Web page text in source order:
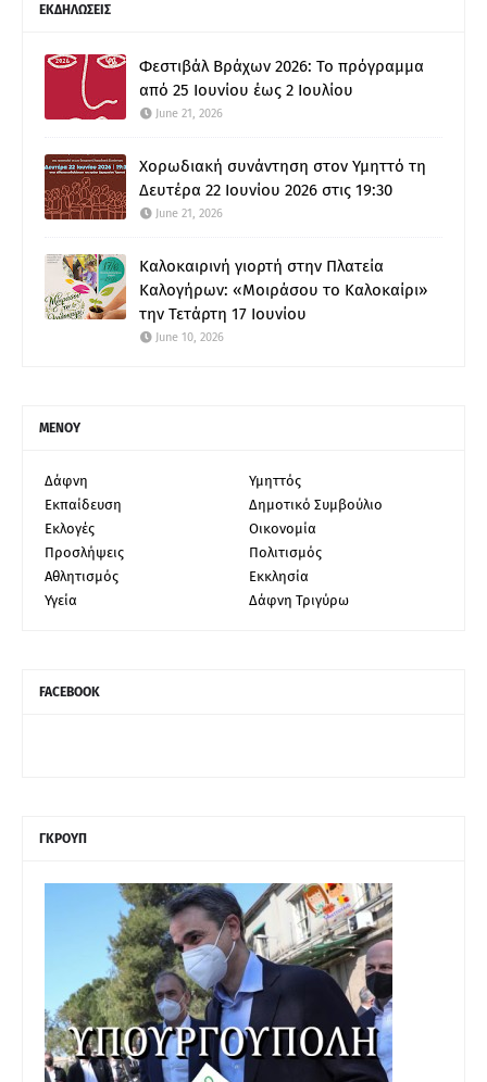
ΕΚΔΗΛΩΣΕΙΣ
Φεστιβάλ Βράχων 2026: Το πρόγραμμα
από 25 Ιουνίου έως 2 Ιουλίου
June 21, 2026
Χορωδιακή συνάντηση στον Υμηττό τη
Δευτέρα 22 Ιουνίου 2026 στις 19:30
June 21, 2026
Καλοκαιρινή γιορτή στην Πλατεία
Καλογήρων: «Μοιράσου το Καλοκαίρι»
την Τετάρτη 17 Ιουνίου
June 10, 2026
ΜΕΝΟΥ
Δάφνη
Υμηττός
Εκπαίδευση
Δημοτικό Συμβούλιο
Εκλογές
Οικονομία
Προσλήψεις
Πολιτισμός
Αθλητισμός
Εκκλησία
Υγεία
Δάφνη Τριγύρω
FACEBOOK
ΓΚΡΟΥΠ